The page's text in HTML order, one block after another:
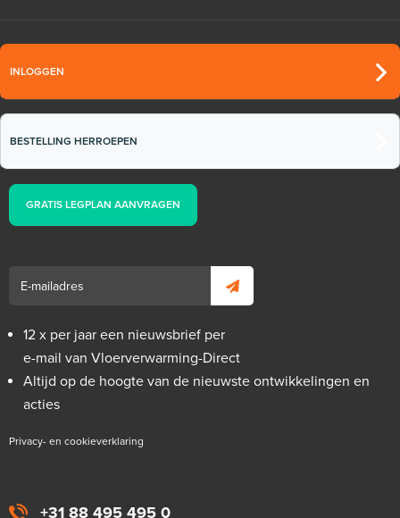
+31 88 495 495 0
INLOGGEN
BESTELLING HERROEPEN
GRATIS LEGPLAN AANVRAGEN
12 x per jaar een nieuwsbrief per
e-mail van Vloerverwarming-Direct
Altijd op de hoogte van de nieuwste ontwikkelingen en
acties
Privacy- en cookieverklaring